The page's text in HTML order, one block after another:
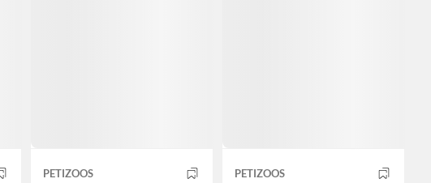
PETIZOOS PETIZOOS